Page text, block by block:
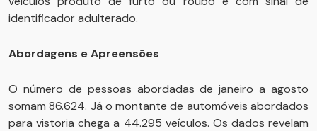
identificador adulterado.
Abordagens e Apreensões
O número de pessoas abordadas de janeiro a agosto
somam 86.624. Já o montante de automóveis abordados
para vistoria chega a 44.295 veículos. Os dados revelam